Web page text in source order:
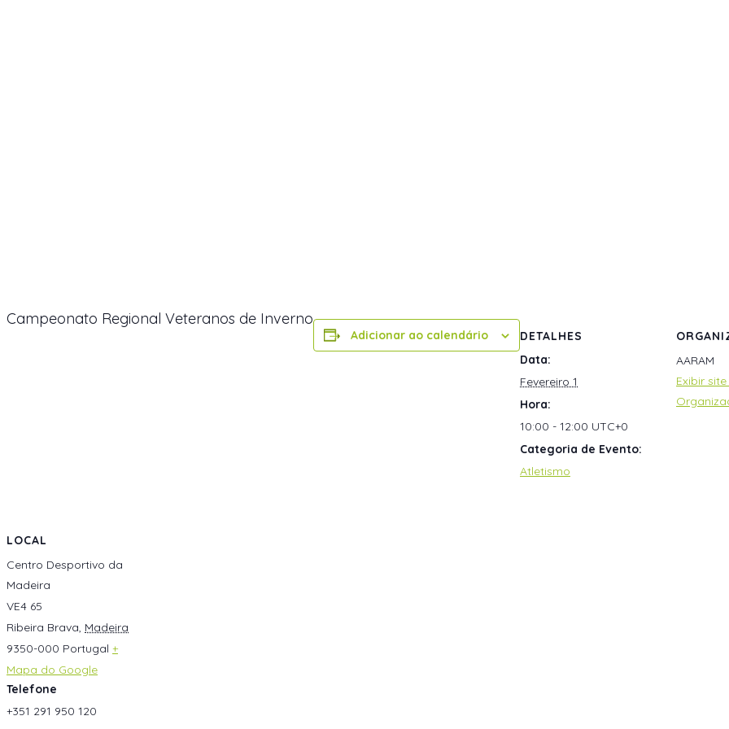
Campeonato Regional Veteranos de Inverno
Adicionar ao calendário
DETALHES
Data:
Fevereiro 1
Hora:
10:00 - 12:00 UTC+0
Categoria de Evento:
Atletismo
AARAM
Exibir
LOCAL
Centro Desportivo da
Madeira
VE4 65
Ribeira Brava, Madeira
9350-000 Portugal +
Mapa do Google
Telefone
+351 291 950 120